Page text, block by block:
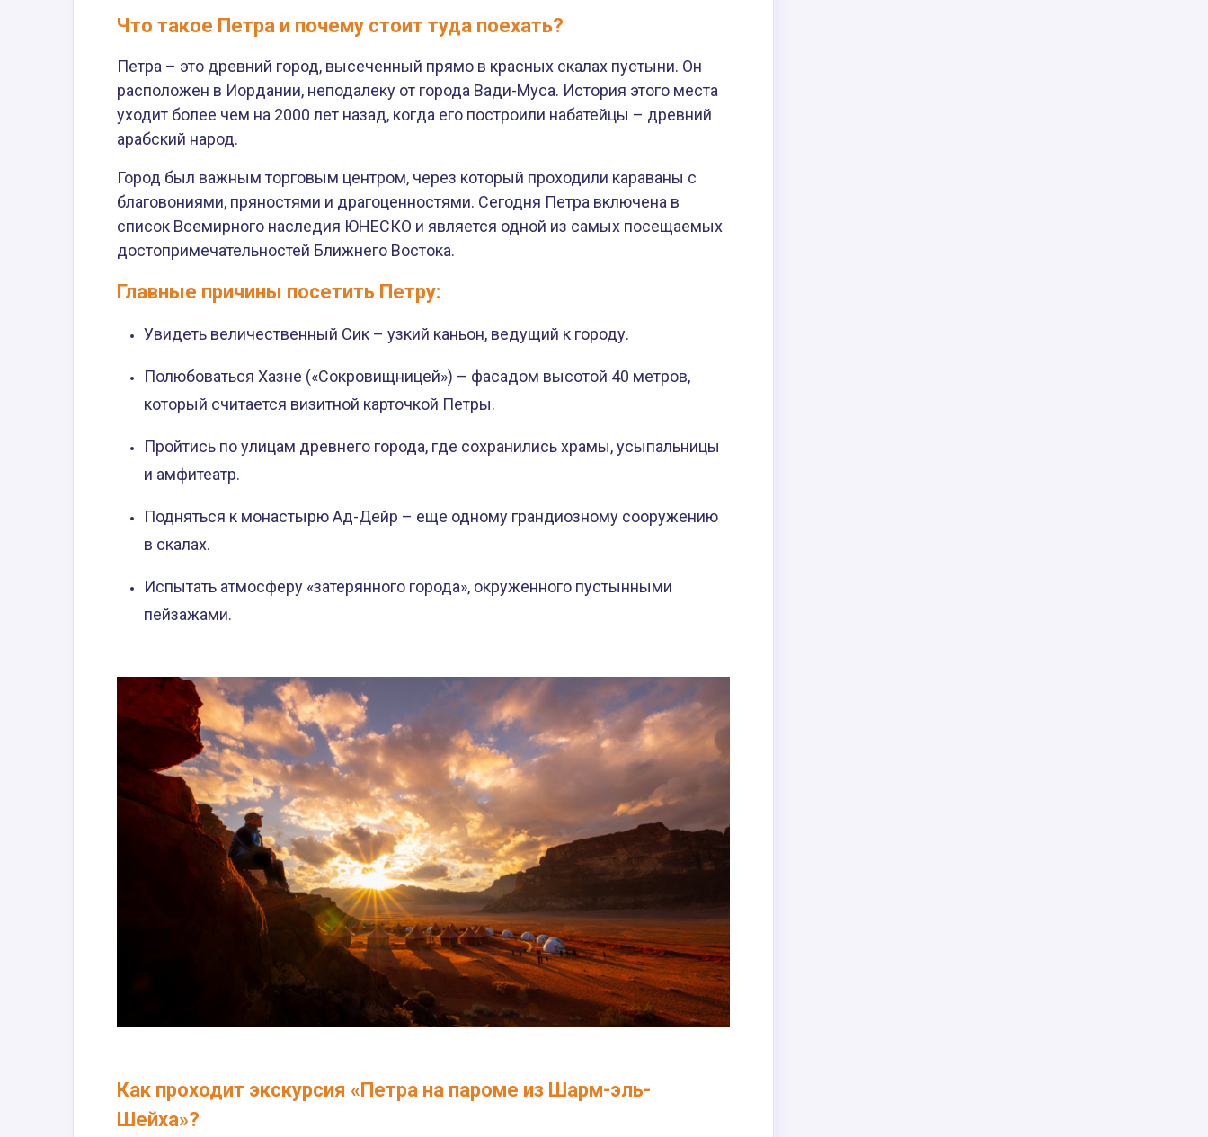
Что такое Петра и почему стоит туда поехать?
Петра – это древний город, высеченный прямо в красных скалах пустыни. Он
расположен в Иордании, неподалеку от города Вади-Муса. История этого места
уходит более чем на 2000 лет назад, когда его построили набатейцы – древний
арабский народ.
Город был важным торговым центром, через который проходили караваны с
благовониями, пряностями и драгоценностями. Сегодня Петра включена в
список Всемирного наследия ЮНЕСКО и является одной из самых посещаемых
достопримечательностей Ближнего Востока.
Главные причины посетить Петру:
Увидеть величественный Сик – узкий каньон, ведущий к городу.
Полюбоваться Хазне («Сокровищницей») – фасадом высотой 40 метров,
который считается визитной карточкой Петры.
Пройтись по улицам древнего города, где сохранились храмы, усыпальницы
и амфитеатр.
Подняться к монастырю Ад-Дейр – еще одному грандиозному сооружению
в скалах.
Испытать атмосферу «затерянного города», окруженного пустынными
пейзажами.
Как проходит экскурсия «Петра на пароме из Шарм-эль-
Шейха»?